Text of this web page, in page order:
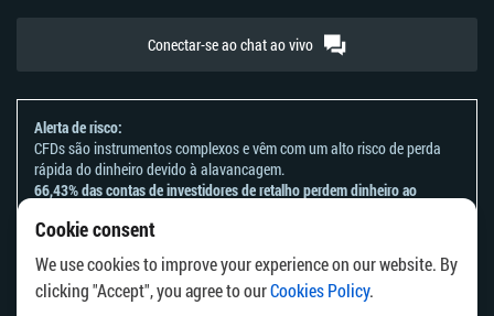
Cookie consent
We use cookies to improve your experience on our website. By
clicking "Accept", you agree to ourCookies Policy.
Conectar-se ao chat ao vivo
Alerta de risco:
CFDs são instrumentos complexos e vêm com um alto risco de perda
rápida do dinheiro devido à alavancagem.
66,43% das contas de investidores de retalho perdem dinheiro ao
Deve considerar se entende como funcionam os CFDs e se tem
condições de assumir o alto risco de perder o seu dinheiro.
Por favor, consulte a nossaDeclaração e Reconhecimento de Riscos .
As informações deste site não se destinam a residentes de países ou